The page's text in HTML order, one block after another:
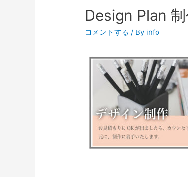
Design Plan
コメントする / By info